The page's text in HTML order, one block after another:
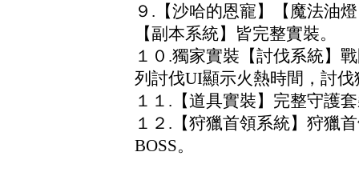
９.【沙哈的恩寵】【魔法油
【副本系統】皆完整實裝。
１０.獨家實裝【討伐系統】
列討伐UI顯示火熱時間，討
１１.【道具實裝】完整守護
１２.【狩獵首領系統】狩獵
BOSS。